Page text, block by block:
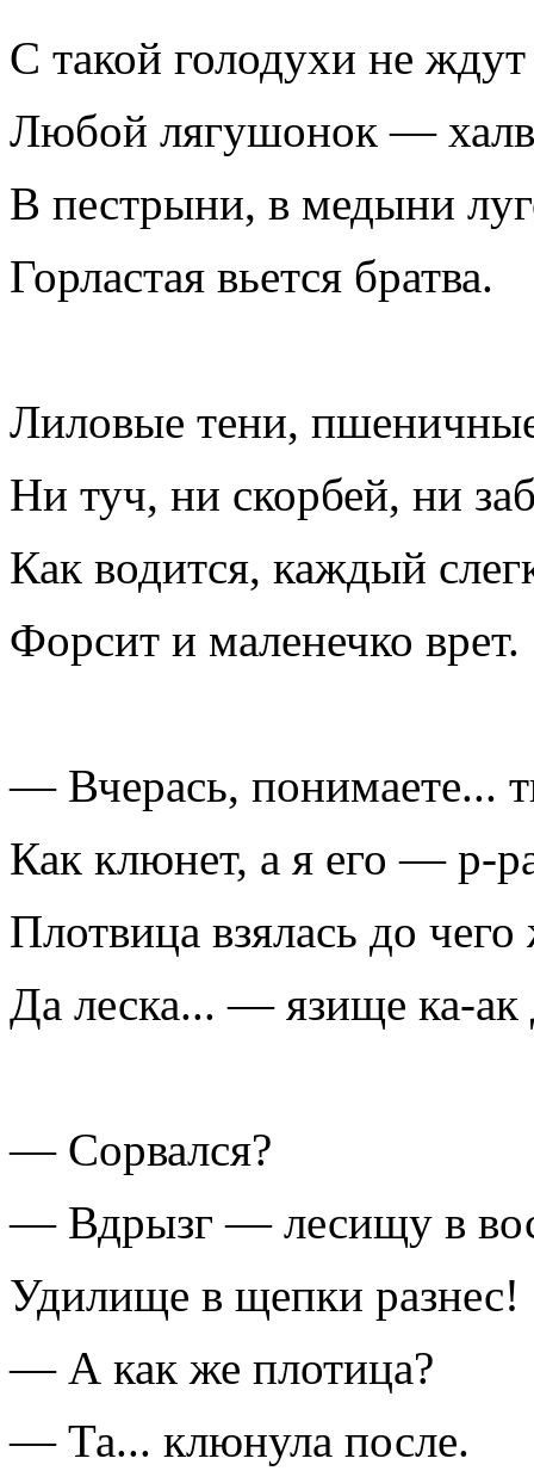
С такой голодухи не
Любой лягушонок —
В пестрыни, в медыни
Горластая вьется братва.
Лиловые тени,
Ни туч, ни скорбей, ни
Как водится, каждый
Форсит и маленечко врет.
— Вчерась, понимаете...
Как клюнет, а я его — р-
Плотвица взялась до
Да леска... — язище ка-ак
— Сорвался?
— Вдрызг — лесищу в
Удилище в щепки разнес!
— А как же плотица?
— Та... клюнула после.